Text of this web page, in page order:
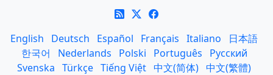
English Deutsch Español Français Italiano
日本語
한국어
Nederlands Polski Português
Русский
Svenska Türkçe Tiếng Việt 中文(简体) 中文(繁體)